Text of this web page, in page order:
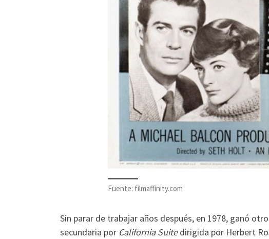
Fuente: filmaffinity.com
Sin parar de trabajar años después, en 1978, ganó
secundaria por California Suitedirigida por Herbert